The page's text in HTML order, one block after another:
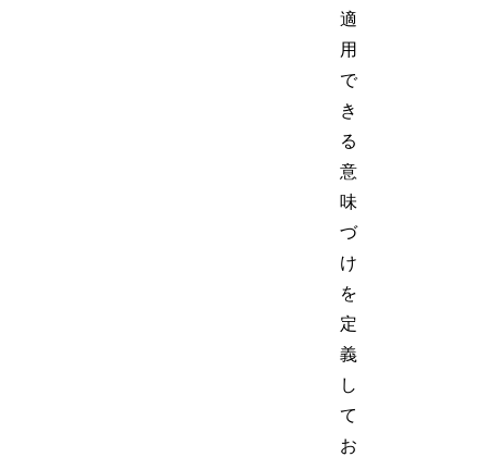
適
用
で
き
る
意
味
づ
け
を
定
義
し
て
お